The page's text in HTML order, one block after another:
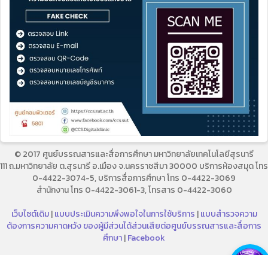
© 2017 ศูนย์บรรณสารและสื่อการศึกษา มหาวิทยาลัยเทคโนโลยีสุรนารี
111 ถ.มหาวิทยาลัย ต.สุรนารี อ.เมือง จ.นครราชสีมา 30000 บริการห้องสมุด โทร
0-4422-3074-5, บริการสื่อการศึกษา โทร 0-4422-3069
สำนักงาน โทร 0-4422-3061-3, โทรสาร 0-4422-3060
เว็บไซต์เดิม|แบบประเมินความพึงพอใจในการใช้บริการ |แบบสำรวจความ
ต้องการความคาดหวัง ของผู้มีส่วนได้ส่วนเสียต่อศูนย์บรรณสารและสื่อการ
ศึกษา|Facebook